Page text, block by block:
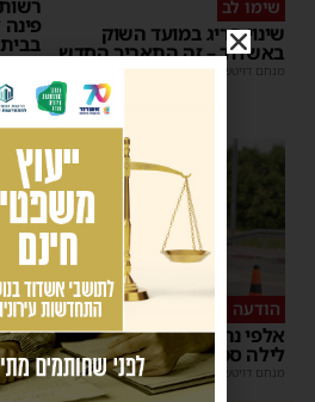
שימו לב
שינוי חריג במועד השוק
באשדוד – זה התאריך החדש
מנחם דויטש |
16:07
הודעה לנהגים
אלפי נהגים יושפעו: עבודות
לילה סמוך לאשדוד
מנחם דויטש |
11:10
כל
משה